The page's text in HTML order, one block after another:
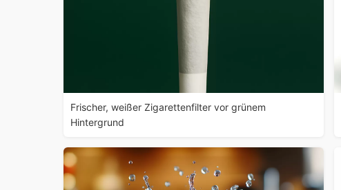
Frischer, weißer Zigarettenfilter vor grünem
Hintergrund